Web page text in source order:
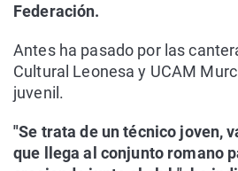
Federación.
Antes ha pasado por las
Cultural Leonesa y UCAM
juvenil.
"Se trata de un técnico joven,
que llega al conjunto romano